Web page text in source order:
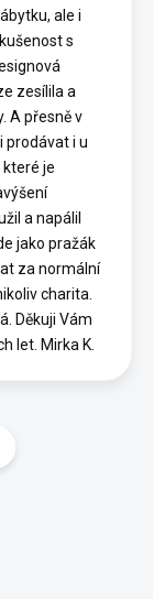
ale i
s
zesílila a
A přesně v
prodávat i u
které je
a napálil
jako pražák
za normální
charita.
Děkuji Vám
let. Mirka K.